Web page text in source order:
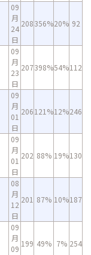
09
月
24
日
208356%20% 92
09
月
23
日
207398%54%112
09
月
01
日
206121%12%246
09
月
01
日
202 88% 19%130
08
月
12
日
201 87% 10%187
09
月
09
199 49% 7% 254